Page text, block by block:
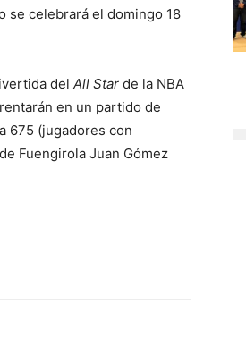
se celebrará el domingo 18
del All Star de la NBA
en un partido de
675 (jugadores con
Fuengirola Juan Gómez